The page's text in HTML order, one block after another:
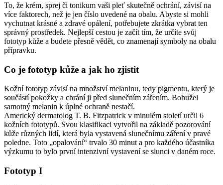
To, že krém, sprej či tonikum vaši pleť skutečně ochrání, závisí na
více faktorech, než je jen číslo uvedené na obalu. Abyste si mohli
vychutnat krásné a zdravé opálení, potřebujete zkrátka vybrat ten
správný prostředek. Nejlepší cestou je začít tím, že určíte svůj
fototyp kůže a budete přesně vědět, co znamenají symboly na obalu
přípravku.
Co je fototyp kůže a jak ho zjistit
Kožní fototyp závisí na množství melaninu, tedy pigmentu, který je
součástí pokožky a chrání ji před slunečním zářením. Bohužel
samotný melanin k úplné ochraně nestačí.
Americký dermatolog T. B. Fitzpatrick v minulém století určil 6
kožních fototypů. Svou klasifikaci vytvořil na základě pozorování
kůže různých lidí, která byla vystavená slunečnímu záření v pravé
poledne. Toto „opalování“ trvalo 30 minut a pro každého účastníka
výzkumu to bylo první intenzivní vystavení se slunci v daném roce.
Fototyp I